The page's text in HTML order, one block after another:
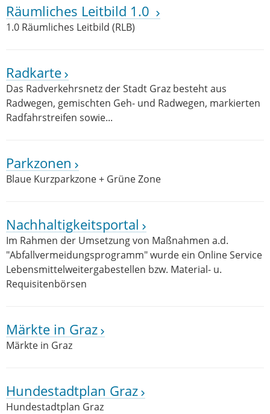
Räumliches Leitbild 1.0
1.0 Räumliches Leitbild (RLB)
Radkarte
Das Radverkehrsnetz der Stadt Graz besteht aus
Radwegen, gemischten Geh- und Radwegen, markierten
Radfahrstreifen sowie...
Parkzonen
Blaue Kurzparkzone + Grüne Zone
Nachhaltigkeitsportal
Im Rahmen der Umsetzung von Maßnahmen a.d.
"Abfallvermeidungsprogramm" wurde ein Online Service
Lebensmittelweitergabestellen bzw. Material- u.
Requisitenbörsen
Märkte in Graz
Märkte in Graz
Hundestadtplan Graz
Hundestadtplan Graz